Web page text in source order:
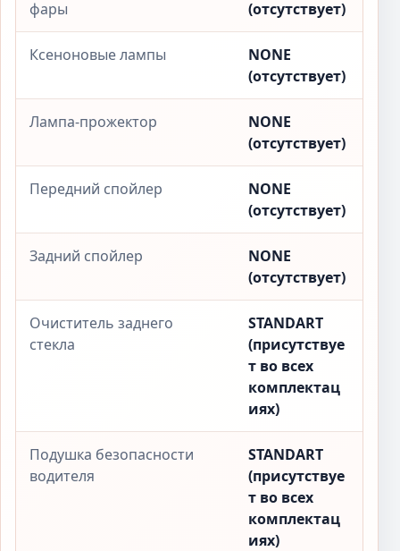
фары
(отсутствует)
Ксеноновые лампы
NONE
(отсутствует)
Лампа-прожектор
NONE
(отсутствует)
Передний спойлер
NONE
(отсутствует)
Задний спойлер
NONE
(отсутствует)
Очиститель заднего
стекла
STANDART
(присутствуе
т во всех
комплектац
иях)
Подушка безопасности
водителя
STANDART
(присутствуе
т во всех
комплектац
иях)